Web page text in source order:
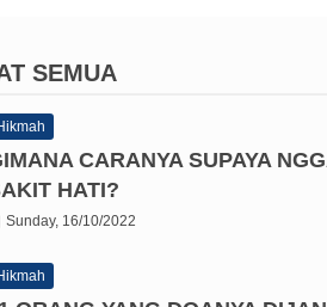
SEMUA
CARANYA SUPAYA
HATI?
Sunday, 16/10/2022